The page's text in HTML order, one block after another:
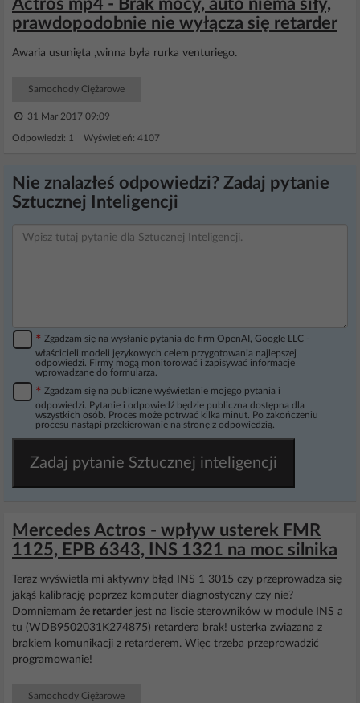
Actros mp4 - Brak mocy, auto niema siły,
prawdopodobnie nie wyłącza się retarder
Awaria usunięta ,winna była rurka venturiego.
Samochody Ciężarowe
31 Mar 2017 09:09
Odpowiedzi: 1 Wyświetleń: 4107
Nie znalazłeś odpowiedzi? Zadaj pytanie
Sztucznej Inteligencji
* Zgadzam się na wysłanie pytania do firm OpenAI, Google LLC -
właścicieli modeli językowych celem przygotowania najlepszej
odpowiedzi. Firmy mogą monitorować i zapisywać informacje
wprowadzane do formularza.
* Zgadzam się na publiczne wyświetlanie mojego pytania i
odpowiedzi. Pytanie i odpowiedź będzie publiczna dostępna dla
wszystkich osób. Proces może potrwać kilka minut. Po zakończeniu
procesu nastąpi przekierowanie na stronę z odpowiedzią.
Zadaj pytanie Sztucznej inteligencji
Mercedes Actros - wpływ usterek FMR
1125, EPB 6343, INS 1321 na moc silnika
Teraz wyświetla mi aktywny błąd INS 1 3015 czy przeprowadza się
jakąś kalibrację poprzez komputer diagnostyczny czy nie?
Domniemam że retarder jest na liscie sterowników w module INS a
tu (WDB9502031K274875) retardera brak! usterka zwiazana z
brakiem komunikacji z retarderem. Więc trzeba przeprowadzić
programowanie!
Samochody Ciężarowe